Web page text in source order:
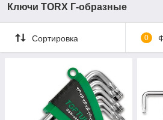
Ключи TORX Г-образные
Сортировка 0